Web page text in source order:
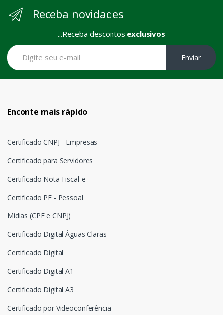
Receba novidades
...Receba descontos exclusivos
Enviar
Enconte mais rápido
Certificado CNPJ - Empresas
Certificado para Servidores
Certificado Nota Fiscal-e
Certificado PF - Pessoal
Mídias (CPF e CNPJ)
Certificado Digital Águas Claras
Certificado Digital
Certificado Digital A1
Certificado Digital A3
Certificado por Videoconferência